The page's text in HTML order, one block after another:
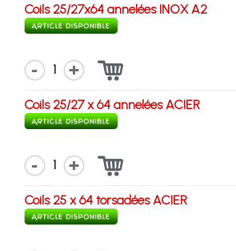
Coils 25/27x64 annelées INOX A2
1
Coils 25/27 x 64 annelées ACIER
1
Coils 25 x 64 torsadées ACIER